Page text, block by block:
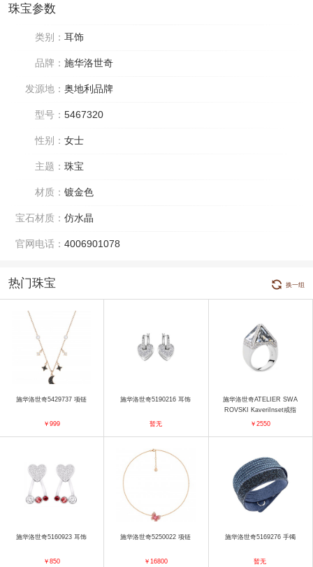
珠宝参数
类别： 耳饰
品牌： 施华洛世奇
发源地： 奥地利品牌
型号： 5467320
性别： 女士
主题： 珠宝
材质： 镀金色
宝石材质： 仿水晶
官网电话： 4006901078
热门珠宝 换一组
施华洛世奇5429737 项链
￥999
施华洛世奇5190216 耳饰
暂无
施华洛世奇ATELIER SWA
ROVSKI KaveriInset戒指
戒指
￥2550
施华洛世奇5160923 耳饰
￥850
施华洛世奇5250022 项链
￥16800
施华洛世奇5169276 手镯
暂无